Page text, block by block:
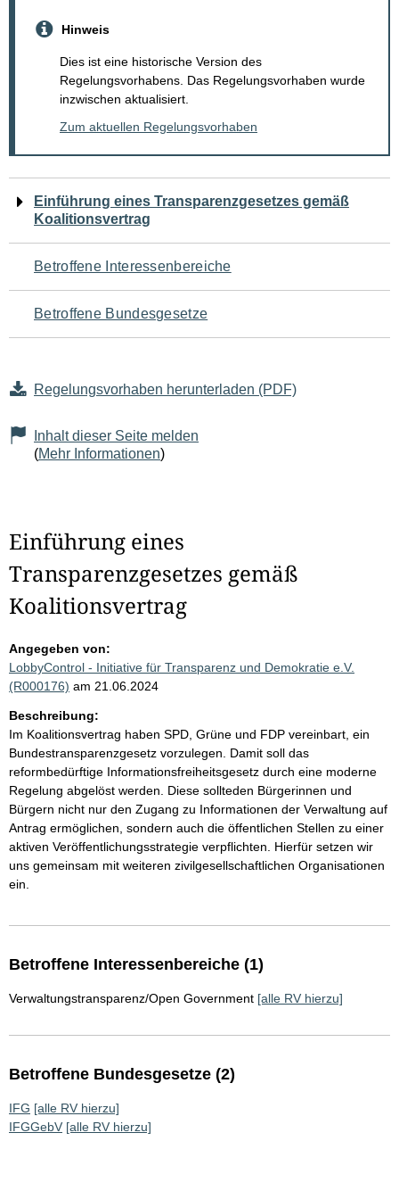
Hinweis
Dies ist eine historische Version des
Regelungsvorhabens. Das Regelungsvorhaben wurde
inzwischen aktualisiert.
Zum aktuellen Regelungsvorhaben
Navigation
für
den
Seiteninhalt
Einführung eines Transparenzgesetzes gemäß
Koalitionsvertrag
Betroffene Interessenbereiche
Betroffene Bundesgesetze
Regelungsvorhaben herunterladen (PDF)
Inhalt dieser Seite melden
(Mehr Informationen)
Einführung eines
Transparenzgesetzes gemäß
Koalitionsvertrag
Angegeben von:
LobbyControl - Initiative für Transparenz und Demokratie e.V.
(R000176) am 21.06.2024
Beschreibung:
Im Koalitionsvertrag haben SPD, Grüne und FDP vereinbart, ein
Bundestransparenzgesetz vorzulegen. Damit soll das
reformbedürftige Informationsfreiheitsgesetz durch eine moderne
Regelung abgelöst werden. Diese sollteden Bürgerinnen und
Bürgern nicht nur den Zugang zu Informationen der Verwaltung auf
Antrag ermöglichen, sondern auch die öffentlichen Stellen zu einer
aktiven Veröffentlichungsstrategie verpflichten. Hierfür setzen wir
uns gemeinsam mit weiteren zivilgesellschaftlichen Organisationen
ein.
Betroffene Interessenbereiche (1)
Verwaltungstransparenz/Open Government [alle RV hierzu]
Betroffene Bundesgesetze (2)
IFG [alle RV hierzu]
IFGGebV [alle RV hierzu]